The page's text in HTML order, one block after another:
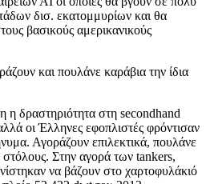
δισ. εκατομμυρίων και θα
βασικούς αμερικανικούς
και πουλάνε καράβια την ίδια
η δραστηριότητα στη secondhand
οι Έλληνες εφοπλιστές φρόντισαν
Αγοράζουν επιλεκτικά, πουλάνε
στόλους. Στην αγορά των tankers,
να βάζουν στο χαρτοφυλάκιό